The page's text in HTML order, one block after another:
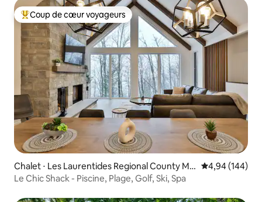
Coups de cœur voyageurs les plus appréciés
Coup de cœur voyageurs
Chalet ⋅ Les Laurentides Regional County Mu
nicipality
Évaluation
4,94 (144)
Le Chic Shack - Piscine, Plage, Golf, Ski, Spa